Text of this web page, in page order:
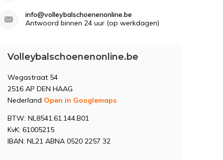
info@volleybalschoenenonline.be
Antwoord binnen 24 uur (op werkdagen)
Volleybalschoenenonline.be
Wegastraat 54
2516 AP DEN HAAG
Nederland Open in Googlemaps
BTW: NL8541.61.144.B01
KvK: 61005215
IBAN: NL21 ABNA 0520 2257 32